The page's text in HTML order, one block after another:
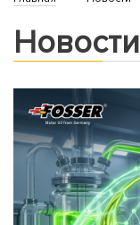
Новости